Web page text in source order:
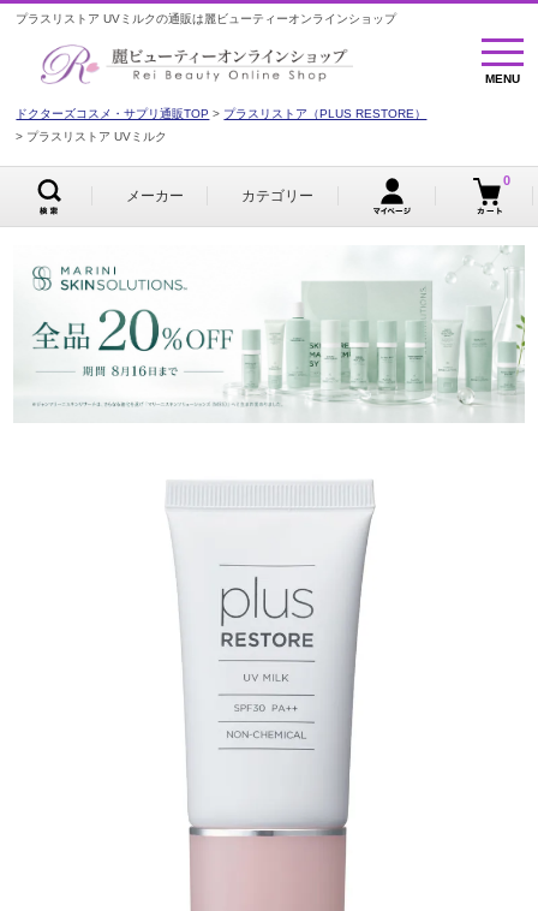
プラスリストア UVミルクの通販は麗ビューティーオンラインショップ
MENU
MENU
ドクターズコスメ・サプリ通販TOP
プラスリストア（PLUS RESTORE）
プラスリストア UVミルク
メーカー カテゴリー
0